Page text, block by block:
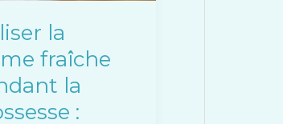
la
fraîche
la
: